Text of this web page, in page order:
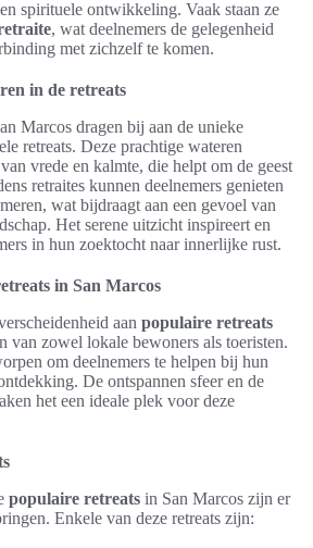
spirituele ontwikkeling. Vaak staan ze
, wat deelnemers de gelegenheid
met zichzelf te komen.
in de retreats
Marcos dragen bij aan de unieke
retreats. Deze prachtige wateren
vrede en kalmte, die helpt om de geest
retraites kunnen deelnemers genieten
wat bijdraagt aan een gevoel van
Het serene uitzicht inspireert en
in hun zoektocht naar innerlijke rust.
in San Marcos
aan populaire retreats
van zowel lokale bewoners als toeristen.
om deelnemers te helpen bij hun
De ontspannen sfeer en de
het een ideale plek voor deze
populaire retreats in San Marcos zijn er
Enkele van deze retreats zijn: